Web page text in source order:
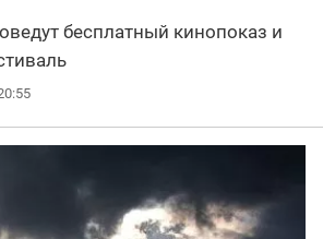
бесплатный кинопоказ и